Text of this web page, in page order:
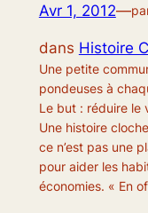
Avr 1, 2012—
dans Histoire
Une petite
pondeuses à
Le but : réduire le
Une histoire
ce n’est pas une
pour aider les
économies. « En